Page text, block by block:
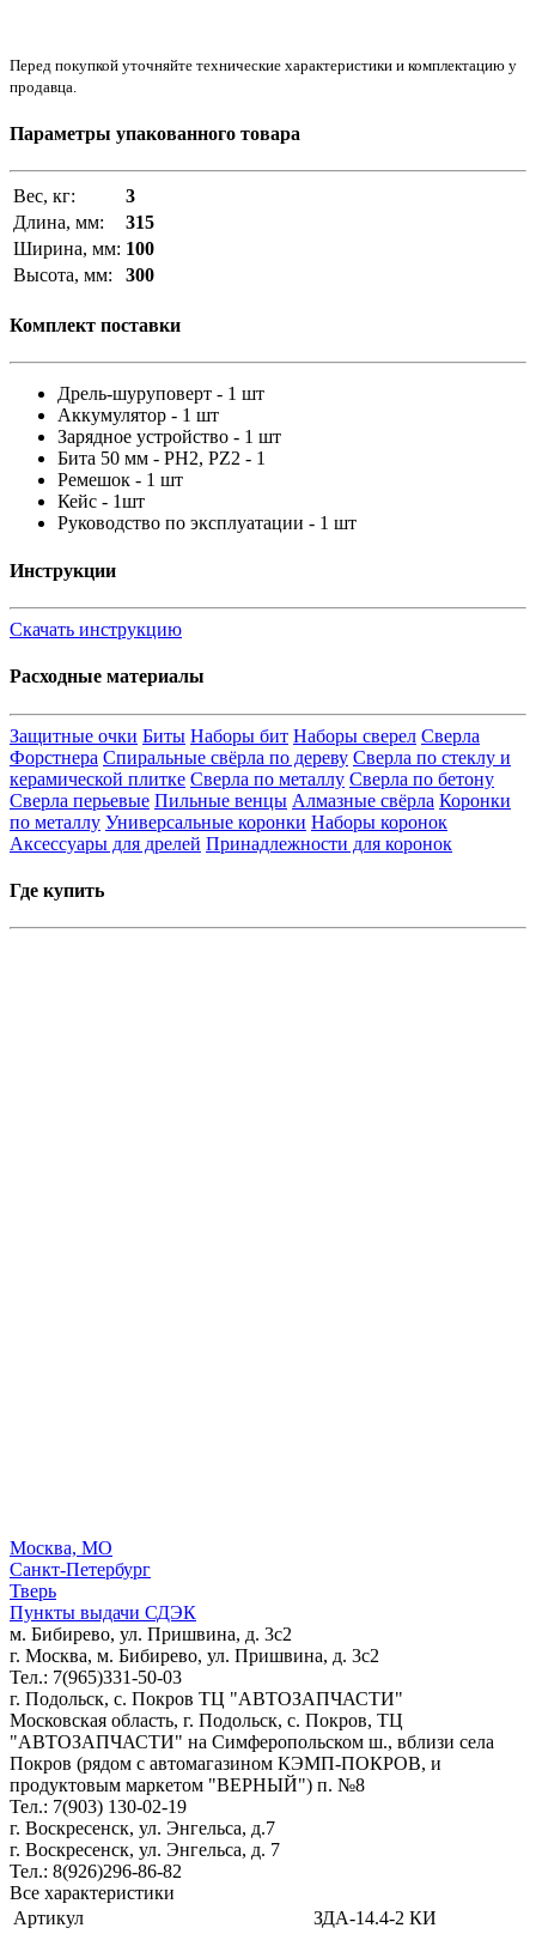
Перед покупкой уточняйте технические характеристики и комплектацию у
продавца.
Параметры упакованного товара
Вес, кг:
3
Длина, мм:
315
Ширина, мм: 100
Высота, мм:
300
Комплект поставки
Дрель-шуруповерт - 1 шт
Аккумулятор - 1 шт
Зарядное устройство - 1 шт
Бита 50 мм - PH2, PZ2 - 1
Ремешок - 1 шт
Кейс - 1шт
Руководство по эксплуатации - 1 шт
Инструкции
Скачать инструкцию
Расходные материалы
Защитные очки Биты Наборы бит Наборы сверел Сверла
Форстнера Спиральные свёрла по дереву Сверла по стеклу и
керамической плитке Сверла по металлу Сверла по бетону
Сверла перьевые Пильные венцы Алмазные свёрла Коронки
по металлу Универсальные коронки Наборы коронок
Аксессуары для дрелей Принадлежности для коронок
Где купить
Москва, МО
Санкт-Петербург
Тверь
Пункты выдачи СДЭК
м. Бибирево, ул. Пришвина, д. 3с2
г. Москва, м. Бибирево, ул. Пришвина, д. 3с2
Тел.: 7(965)331-50-03
г. Подольск, c. Покров ТЦ "АВТОЗАПЧАСТИ"
Московская область, г. Подольск, c. Покров, ТЦ
"АВТОЗАПЧАСТИ" на Симферопольском ш., вблизи села
Покров (рядом с автомагазином КЭМП-ПОКРОВ, и
продуктовым маркетом "ВЕРНЫЙ") п. №8
Тел.: 7(903) 130-02-19
г. Воскресенск, ул. Энгельса, д.7
г. Воскресенск, ул. Энгельса, д. 7
Тел.: 8(926)296-86-82
Все характеристики
Артикул
ЗДА-14.4-2 КИ